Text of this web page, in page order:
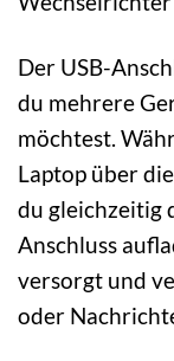
Der USB-
du mehrere
möchtest.
Laptop über
du gleichzeitig
Anschluss
versorgt und
oder